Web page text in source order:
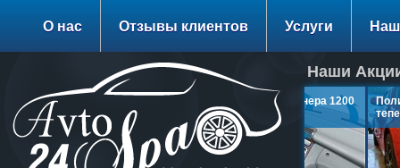
О нас Отзывы клиентов Услуги
Наши
Заправка Кондиционера 1200
руб.